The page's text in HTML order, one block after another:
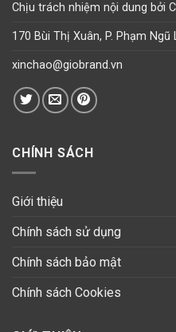
Chịu trách nhiệm nội dung bởi
170 Bùi Thị Xuân, P. Phạm Ngũ
xinchao@giobrand.vn
CHÍNH SÁCH
Giới thiệu
Chính sách sử dụng
Chính sách bảo mật
Chính sách Cookies